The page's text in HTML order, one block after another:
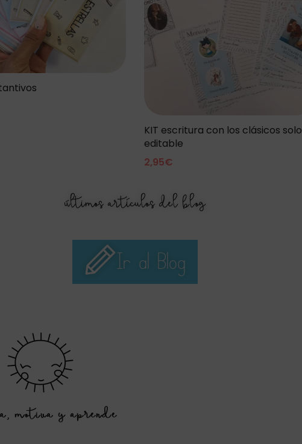
KIT escritura con los clásicos solo
editable
2,95€
últimos artículos del blog
Ir al Blog
motiva y aprende